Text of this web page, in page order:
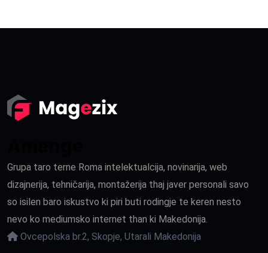
Grupa taro terne Roma intelektualcija, novinarija, web
dizajnerija, tehničarija, montažerija thaj javer personali savo
so isilen baro iskustvo ki piri buti rodingje te keren nesto
nevo ko mediumsko internet than ki Makedonija.
Ovcepolska br.2, Skopje, Utarali Makedonija